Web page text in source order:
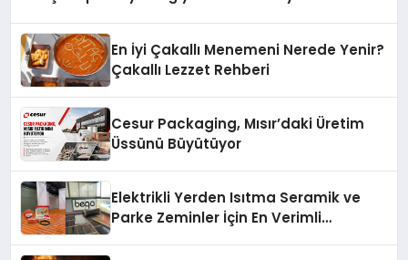
En İyi Çakallı Menemeni Nerede Yenir?
Çakallı Lezzet Rehberi
Cesur Packaging, Mısır’daki Üretim
Üssünü Büyütüyor
Elektrikli Yerden Isıtma Seramik ve
Parke Zeminler İçin En Verimli